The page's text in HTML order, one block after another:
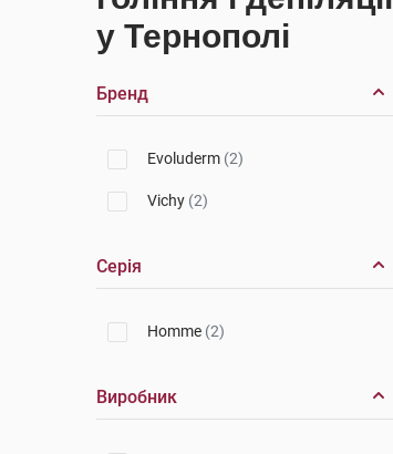
у Тернополі
Бренд
Evoluderm (2)
Vichy (2)
Серія
Homme (2)
Виробник